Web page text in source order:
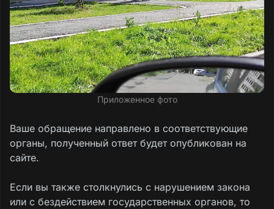
Приложенное фото
Ваше обращение направлено в соответствующие
органы, полученный ответ будет опубликован на
сайте.
Если вы также столкнулись с нарушением закона
или с бездействием государственных органов, то